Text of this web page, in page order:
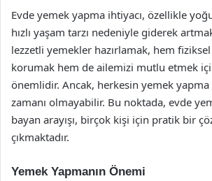
Evde yemek yapma ihtiyacı, özellikle
hızlı yaşam tarzı nedeniyle giderek
lezzetli yemekler hazırlamak, hem fiziksel
korumak hem de ailemizi mutlu etmek
önemlidir. Ancak, herkesin yemek yapma
zamanı olmayabilir. Bu noktada, evde
bayan arayışı, birçok kişi için pratik bir
çıkmaktadır.
Yemek Yapmanın Önemi